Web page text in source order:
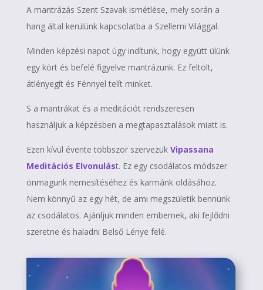
A mantrázás Szent Szavak ismétlése, mely során a
hang által kerülünk kapcsolatba a Szellemi Világgal.
Minden képzési napot úgy indítunk, hogy együtt ülünk
egy kört és befelé figyelve mantrázunk. Ez feltölt,
átlényegít és Fénnyel telít minket.
S a mantrákat és a meditációt rendszeresen
használjuk a képzésben a megtapasztalások miatt is.
Ezen kívül évente többször szervezük Vipassana
Meditációs Elvonulást. Ez egy csodálatos módszer
önmagunk nemesítéséhez és karmánk oldásához.
Nem könnyű az egy hét, de ami megszületik bennünk
az csodálatos. Ajánljuk minden embernek, aki fejlődni
szeretne és haladni Belső Lénye felé.